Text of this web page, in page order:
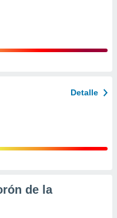
Detalle
de la